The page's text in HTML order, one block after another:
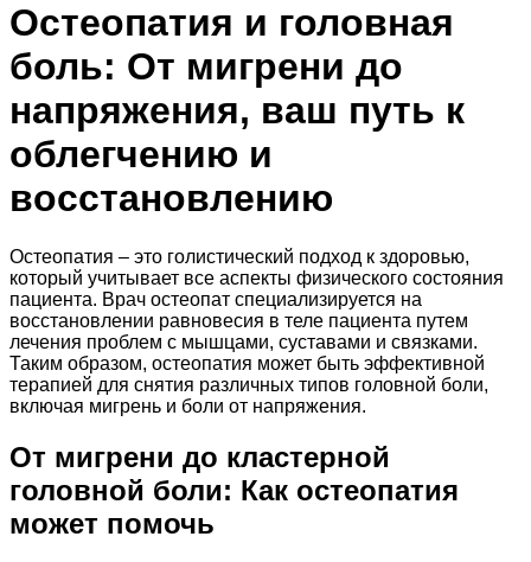
Остеопатия и головная
боль: От мигрени до
напряжения, ваш путь к
облегчению и
восстановлению
Остеопатия – это голистический подход к здоровью,
который учитывает все аспекты физического состояния
пациента. Врач остеопат специализируется на
восстановлении равновесия в теле пациента путем
лечения проблем с мышцами, суставами и связками.
Таким образом, остеопатия может быть эффективной
терапией для снятия различных типов головной боли,
включая мигрень и боли от напряжения.
От мигрени до кластерной
головной боли: Как остеопатия
может помочь